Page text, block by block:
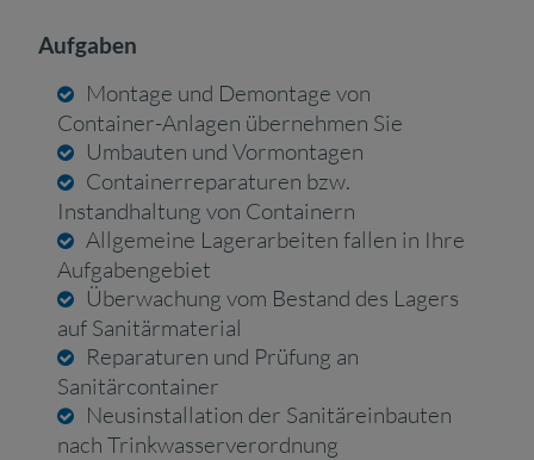
Aufgaben
Montage und Demontage von
Container-Anlagen übernehmen Sie
Umbauten und Vormontagen
Containerreparaturen bzw.
Instandhaltung von Containern
Allgemeine Lagerarbeiten fallen in Ihre
Aufgabengebiet
Überwachung vom Bestand des Lagers
auf Sanitärmaterial
Reparaturen und Prüfung an
Sanitärcontainer
Neusinstallation der Sanitäreinbauten
nach Trinkwasserverordnung